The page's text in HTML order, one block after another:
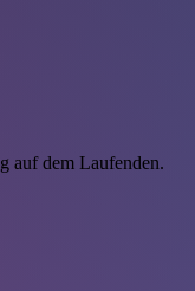
auf dem Laufenden.